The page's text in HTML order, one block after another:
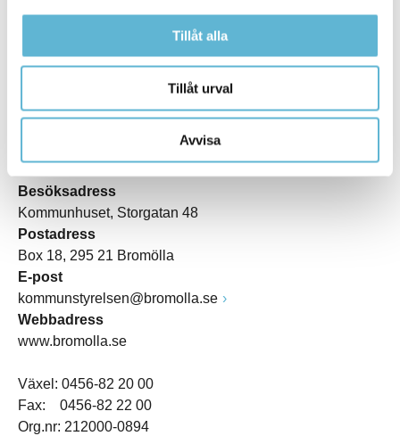
Tillåt alla
Tillåt urval
Avvisa
Besöksadress
Kommunhuset, Storgatan 48
Postadress
Box 18, 295 21 Bromölla
E-post
kommunstyrelsen@bromolla.se
Webbadress
www.bromolla.se
Växel: 0456-82 20 00
Fax: 0456-82 22 00
Org.nr: 212000-0894